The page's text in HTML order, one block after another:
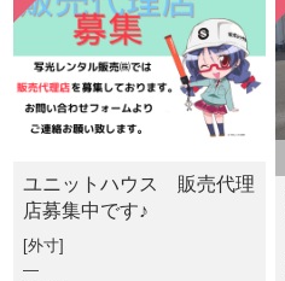
ユニットハウス 販売代理
店募集中です♪
外寸
―